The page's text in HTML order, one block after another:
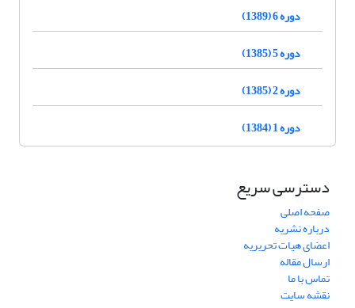
دوره 6 (1389)
دوره 5 (1385)
دوره 2 (1385)
دوره 1 (1384)
دسترسی سریع
صفحه اصلی
درباره نشریه
اعضای هیات تحریریه
ارسال مقاله
تماس با ما
نقشه سایت